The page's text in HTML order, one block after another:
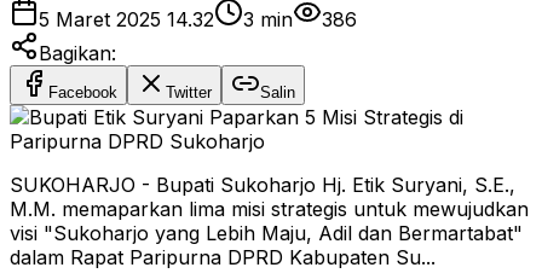
5 Maret 2025 14.32
3 min
386
Bagikan:
Facebook Twitter Salin
SUKOHARJO - Bupati Sukoharjo Hj. Etik Suryani, S.E.,
M.M. memaparkan lima misi strategis untuk mewujudkan
visi "Sukoharjo yang Lebih Maju, Adil dan Bermartabat"
dalam Rapat Paripurna DPRD Kabupaten Su...